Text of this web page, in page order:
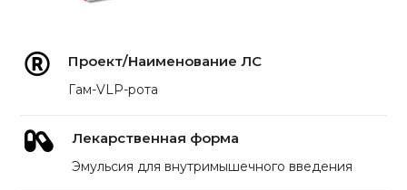
Проект/Наименование ЛС
Гам-VLP-рота
Лекарственная форма
Эмульсия для внутримышечного введения